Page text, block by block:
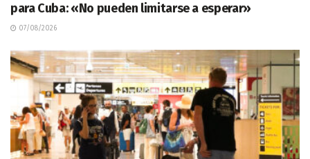
para Cuba: «No pueden limitarse a esperar»
07/08/2026